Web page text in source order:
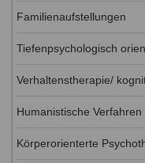
Familienaufstellungen
Tiefenpsychologisch
Verhaltenstherapie/
Humanistische Verfahren
Körperorienterte